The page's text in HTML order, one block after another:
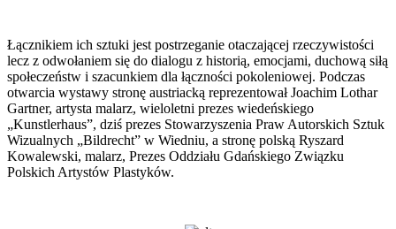
Łącznikiem ich sztuki jest postrzeganie otaczającej rzeczywistości
lecz z odwołaniem się do dialogu z historią, emocjami, duchową siłą
społeczeństw i szacunkiem dla łączności pokoleniowej. Podczas
otwarcia wystawy stronę austriacką reprezentował Joachim Lothar
Gartner, artysta malarz, wieloletni prezes wiedeńskiego
„Kunstlerhaus”, dziś prezes Stowarzyszenia Praw Autorskich Sztuk
Wizualnych „Bildrecht” w Wiedniu, a stronę polską Ryszard
Kowalewski, malarz, Prezes Oddziału Gdańskiego Związku
Polskich Artystów Plastyków.